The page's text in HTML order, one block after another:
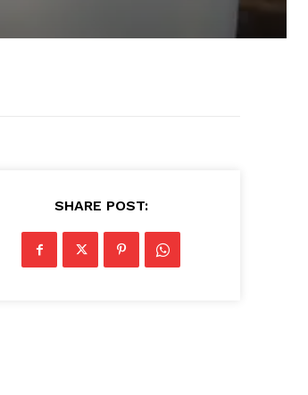
SHARE POST: